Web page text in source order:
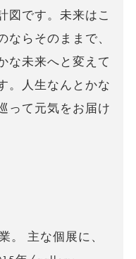
図です。未来はこ
らそのままで、
な未来へと変えて
。人生なんとかな
って元気をお届け
。 主な個展に、